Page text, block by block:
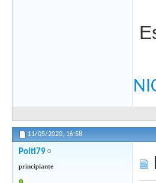
11/05/2020, 16:58
Polti79
principiante